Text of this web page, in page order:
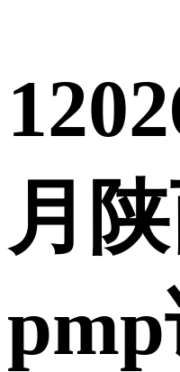
1
月